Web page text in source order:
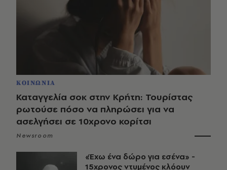
ΚΟΙΝΩΝΙΑ
Καταγγελία σοκ στην Κρήτη: Τουρίστας
ρωτούσε πόσο να πληρώσει για να
ασελγήσει σε 10χρονο κορίτσι
Newsroom
«Έχω ένα δώρο για εσένα» -
15χρονος ντυμένος κλόουν